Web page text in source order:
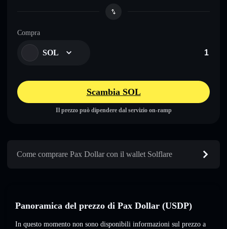
Compra
SOL
Scambia SOL
Il prezzo può dipendere dal servizio on-ramp
Come comprare Pax Dollar con il wallet Solflare
Panoramica del prezzo di Pax Dollar (USDP)
In questo momento non sono disponibili informazioni sul prezzo a